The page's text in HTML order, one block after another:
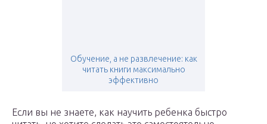
Обучение, а не развлечение: как
читать книги максимально
эффективно
Если вы не знаете, как научить ребенка быстро